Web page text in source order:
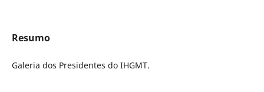
Resumo
Galeria dos Presidentes do IHGMT.